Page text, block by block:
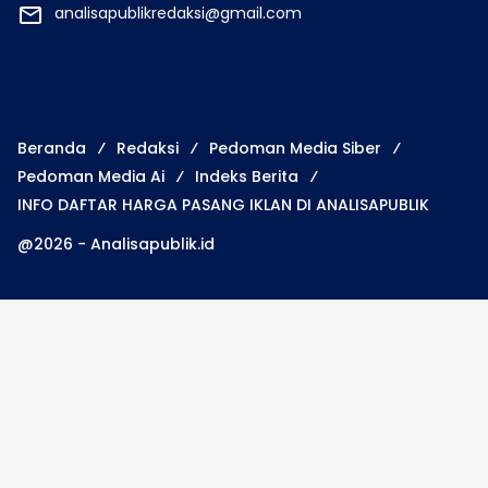
analisapublikredaksi@gmail.com
Beranda Redaksi
Pedoman Media Siber
Pedoman Media Ai
Indeks Berita
INFO DAFTAR HARGA PASANG IKLAN DI ANALISAPUBLIK
@2026 - Analisapublik.id